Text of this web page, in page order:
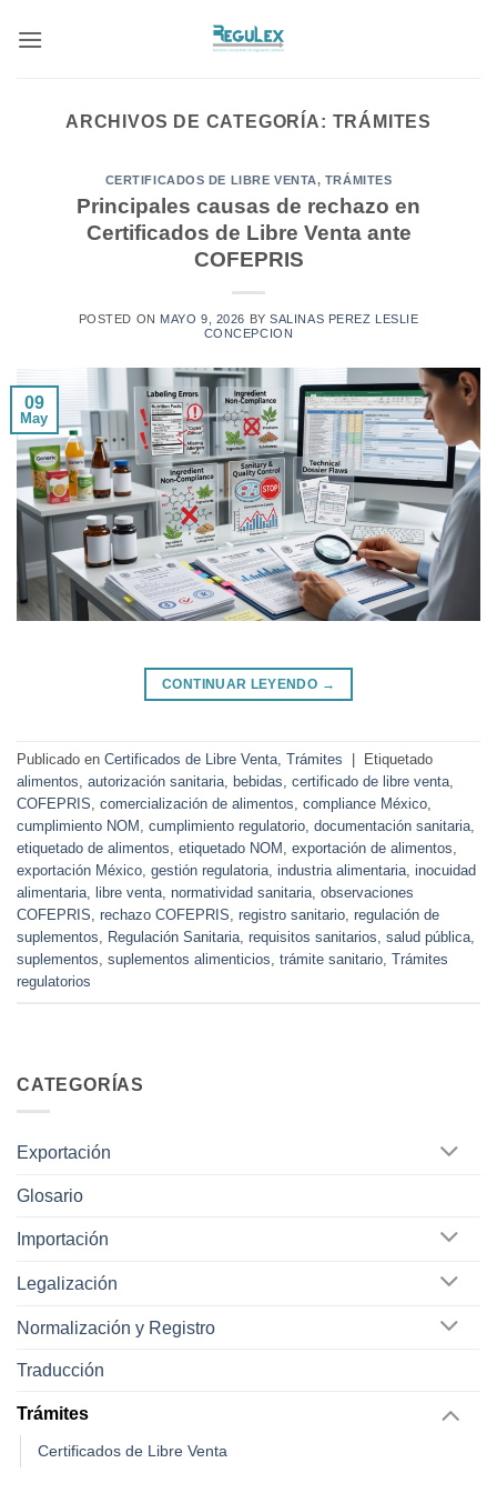
ARCHIVOS DE CATEGORÍA: TRÁMITES
CERTIFICADOS DE LIBRE VENTA, TRÁMITES
Principales causas de rechazo en
Certificados de Libre Venta ante
COFEPRIS
POSTED ON MAYO 9, 2026 BYSALINAS PEREZ LESLIE
CONCEPCION
09
May
CONTINUAR LEYENDO →
Publicado en Certificados de Libre Venta, Trámites
Etiquetado
alimentos, autorización sanitaria, bebidas, certificado de libre venta,
COFEPRIS, comercialización de alimentos, compliance México,
cumplimiento NOM , cumplimiento regulatorio, documentación sanitaria,
etiquetado de alimentos, etiquetado NOM , exportación de alimentos,
exportación México, gestión regulatoria, industria alimentaria, inocuidad
alimentaria, libre venta, normatividad sanitaria, observaciones
COFEPRIS, rechazo COFEPRIS, registro sanitario, regulación de
suplementos, Regulación Sanitaria, requisitos sanitarios, salud pública,
suplementos, suplementos alimenticios, trámite sanitario, Trámites
regulatorios
CATEGORÍAS
Exportación
Glosario
Importación
Legalización
Normalización y Registro
Traducción
Trámites
Certificados de Libre Venta